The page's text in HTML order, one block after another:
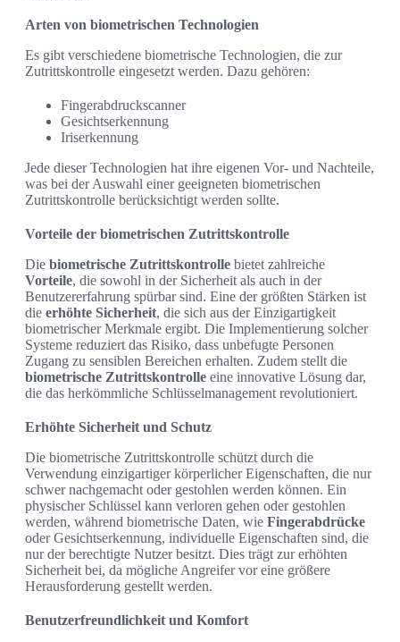
Arten von biometrischen Technologien
Es gibt verschiedene biometrische Technologien, die zur
Zutrittskontrolle eingesetzt werden. Dazu gehören:
Fingerabdruckscanner
Gesichtserkennung
Iriserkennung
Jede dieser Technologien hat ihre eigenen Vor- und Nachteile,
was bei der Auswahl einer geeigneten biometrischen
Zutrittskontrolle berücksichtigt werden sollte.
Vorteile der biometrischen Zutrittskontrolle
Die biometrische Zutrittskontrolle bietet zahlreiche
Vorteile, die sowohl in der Sicherheit als auch in der
Benutzererfahrung spürbar sind. Eine der größten Stärken ist
die erhöhte Sicherheit, die sich aus der Einzigartigkeit
biometrischer Merkmale ergibt. Die Implementierung solcher
Systeme reduziert das Risiko, dass unbefugte Personen
Zugang zu sensiblen Bereichen erhalten. Zudem stellt die
biometrische Zutrittskontrolle eine innovative Lösung dar,
die das herkömmliche Schlüsselmanagement revolutioniert.
Erhöhte Sicherheit und Schutz
Die biometrische Zutrittskontrolle schützt durch die
Verwendung einzigartiger körperlicher Eigenschaften, die nur
schwer nachgemacht oder gestohlen werden können. Ein
physischer Schlüssel kann verloren gehen oder gestohlen
werden, während biometrische Daten, wie Fingerabdrücke
oder Gesichtserkennung, individuelle Eigenschaften sind, die
nur der berechtigte Nutzer besitzt. Dies trägt zur erhöhten
Sicherheit bei, da mögliche Angreifer vor eine größere
Herausforderung gestellt werden.
Benutzerfreundlichkeit und Komfort